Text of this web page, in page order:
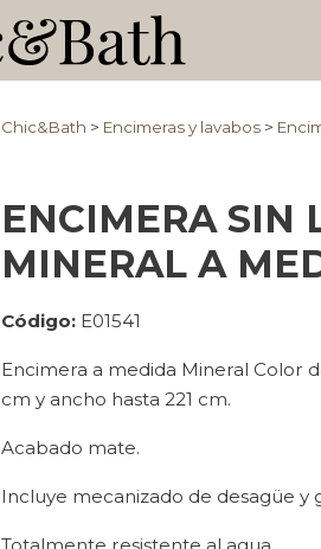
Chic&Bath > Encimeras y lavabos >
ENCIMERA SIN
MINERAL A
Código: E01541
Encimera a medida Mineral Color
cm y ancho hasta 221 cm.
Acabado mate.
Incluye mecanizado de desagüe y